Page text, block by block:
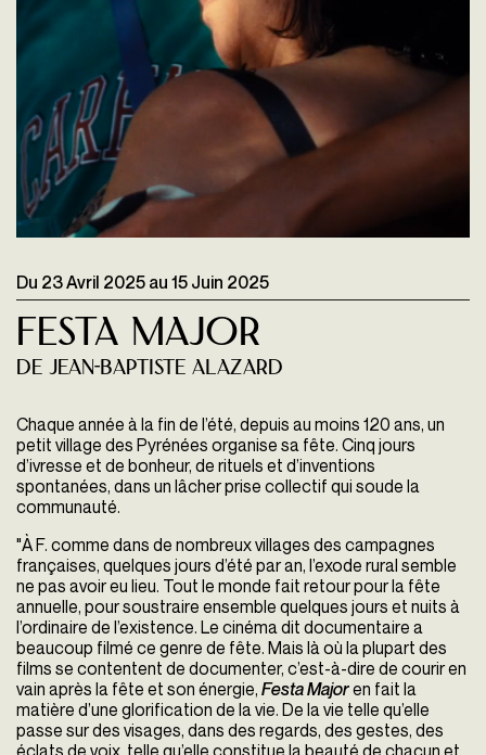
Du 23 Avril 2025 au 15 Juin 2025
Festa Major
de Jean-Baptiste Alazard
Chaque année à la fin de l’été, depuis au moins 120 ans, un
petit village des Pyrénées organise sa fête. Cinq jours
d’ivresse et de bonheur, de rituels et d’inventions
spontanées, dans un lâcher prise collectif qui soude la
communauté.
"À F. comme dans de nombreux villages des campagnes
françaises, quelques jours d’été par an, l’exode rural semble
ne pas avoir eu lieu. Tout le monde fait retour pour la fête
annuelle, pour soustraire ensemble quelques jours et nuits à
l’ordinaire de l’existence. Le cinéma dit documentaire a
beaucoup filmé ce genre de fête. Mais là où la plupart des
films se contentent de documenter, c’est-à-dire de courir en
vain après la fête et son énergie, Festa Majoren fait la
matière d’une glorification de la vie. De la vie telle qu’elle
passe sur des visages, dans des regards, des gestes, des